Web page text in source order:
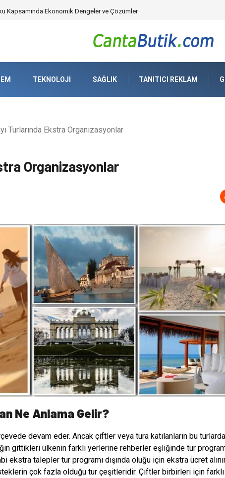
Kapsamında Ekonomik Dengeler ve Çözümler
TEKNOLOJI SAĞLIK TANITICI REKLAM
Turlarında Ekstra Organizasyonlar
Organizasyonlar
Ne Anlama Gelir?
devam eder. Ancak çiftler veya tura katılanların bu turlarda
gittikleri ülkenin farklı yerlerine rehberler eşliğinde tur
ekstra talepler tur programı dışında oluğu için ekstra ücret
çok fazla olduğu tur çeşitleridir. Çiftler birbirleri için farklı